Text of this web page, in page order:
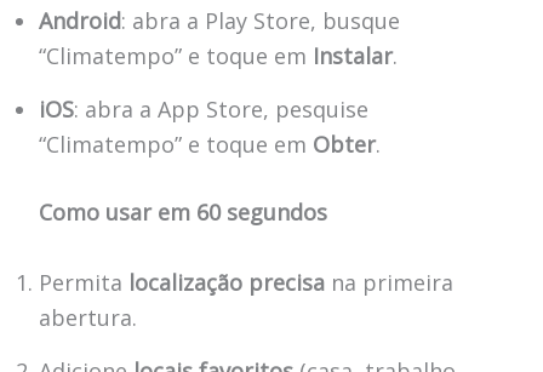
Android: abra a Play Store, busque
“Climatempo” e toque em Instalar.
iOS: abra a App Store, pesquise
“Climatempo” e toque em Obter.
Como usar em 60 segundos
Permita localização precisana primeira
abertura.